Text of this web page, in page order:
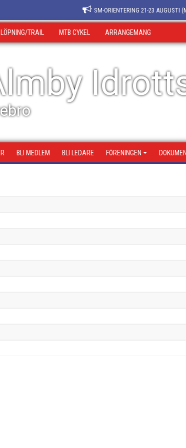
SM-ORIENTERING 21-23 AUGUSTI
LÖPNING/TRAIL MTB CYKEL ARRANGEMANG
BLI MEDLEM BLI LEDARE FÖRENINGEN